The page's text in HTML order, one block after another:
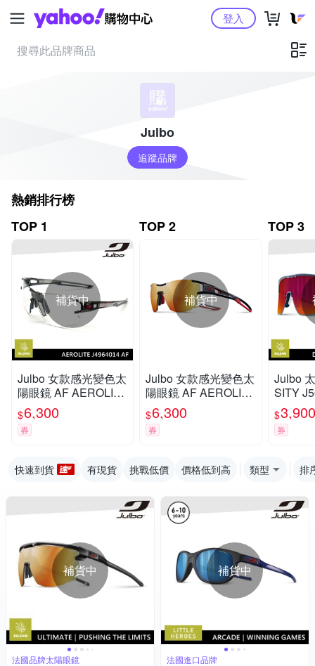
Yahoo購物中心登入
Julbo
追蹤品牌
熱銷排行榜
TOP 1
補貨中
Julbo 女款感光變色太
陽眼鏡 AF AEROLIT
E J4964014 / 透明灰
框 (透明感光變色鏡
片)
$6,300
券
TOP 2
補貨中
Julbo 女款感光變色太
陽眼鏡 AF AEROLIT
E J4963314 / 霧黑紅
框 (透明鍍膜黃紅鏡
片)
$6,300
券
TOP 3
Julbo
SITY
藍-白框
$3,900
券
快速到貨 有現貨 挑戰低價 價格低到高 類型 排
補貨中
法國品牌太陽眼鏡
補貨中
法國進口品牌